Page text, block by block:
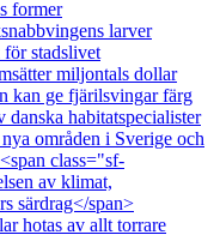
former
larver
stadslivet
miljontals dollar
kan ge fjärilsvingar färg
habitatspecialister
områden i Sverige och
class="sf-
av klimat,
särdrag</span>
hotas av allt torrare